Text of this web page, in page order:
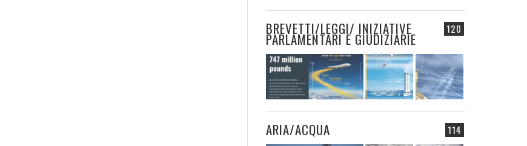
120
BREVETTI/LEGGI/ INIZIATIVE
PARLAMENTARI E GIUDIZIARIE
114
ARIA/ACQUA